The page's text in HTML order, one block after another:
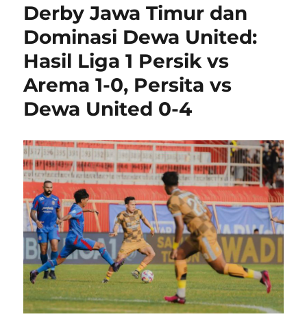
Derby Jawa Timur dan
Dominasi Dewa United:
Hasil Liga 1 Persik vs
Arema 1-0, Persita vs
Dewa United 0-4